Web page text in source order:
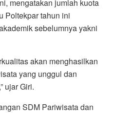
mengatakan jumlah kuota
Poltekpar tahun ini
sebelumnya yakni
akan menghasilkan
yang unggul dan
ujar Giri.
SDM Pariwisata dan